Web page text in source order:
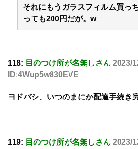
それにもうガラスフィルム買っ
っても200円だが。w
118: 目のつけ所が名無しさん 2023/
ID:4Wup5w830EVE
ヨドバシ、いつのまにか配達手続き
119: 目のつけ所が名無しさん 2023/